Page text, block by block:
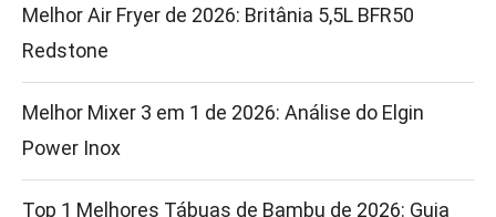
Melhor Air Fryer de 2026: Britânia 5,5L BFR50
Redstone
Melhor Mixer 3 em 1 de 2026: Análise do Elgin
Power Inox
Top 1 Melhores Tábuas de Bambu de 2026: Guia